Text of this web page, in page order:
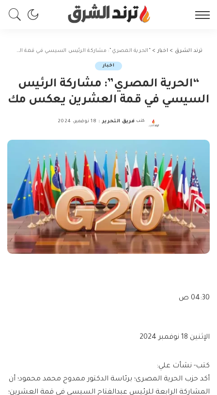
ترند الشرق > اخبار >“الحرية المصري”: مشاركة الرئيس السيسي في قمة العشرين يعكس مك
اخبار
“الحرية المصري”: مشاركة الرئيس
السيسي في قمة العشرين يعكس مك
Posted
كتب فريق التحرير 18 نوفمبر، 2024
04:30 ص
الإثنين 18 نوفمبر 2024
كتب- نشأت علي:
أكد حزب الحرية المصرى؛ برئاسة الدكتور ممدوح محمد محمود؛ أن
المشاركة الرابعة للرئيس عبدالفتاح السيسي فى قمة العشرين؛